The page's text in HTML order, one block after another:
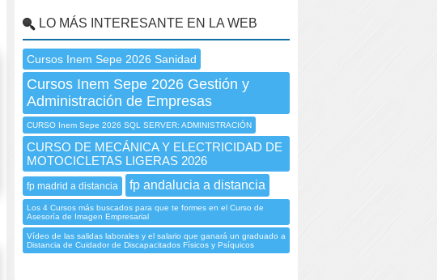
LO MÁS INTERESANTE EN LA WEB
Cursos Inem Sepe 2026 Sanidad
Cursos Inem Sepe 2026 Gestión y
Administración de Empresas
CURSO Inem Sepe 2026 SQL SERVER: ADMINISTRACIÓN
CURSO DE MECÁNICA Y ELECTRICIDAD DE
MOTOCICLETAS LIGERAS 2026
fp madrid a distancia fp andalucia a distancia
Los 4 Cursos más buscados para que te formes en el Curso de
Asesoría de Imagen Empresarial
Vídeo de las salidas laborales y el salario que ganará un graduado a
Distancia de Cuidador de Discapacitados Físicos y Psíquicos